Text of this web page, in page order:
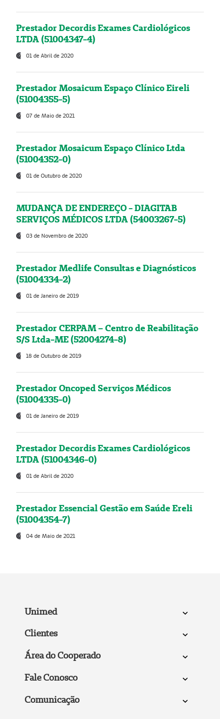
Prestador Decordis Exames Cardiológicos
LTDA (51004347-4)
01 de Abril de 2020
Prestador Mosaicum Espaço Clínico Eireli
(51004355-5)
07 de Maio de 2021
Prestador Mosaicum Espaço Clínico Ltda
(51004352-0)
01 de Outubro de 2020
MUDANÇA DE ENDEREÇO - DIAGITAB
SERVIÇOS MÉDICOS LTDA (54003267-5)
03 de Novembro de 2020
Prestador Medlife Consultas e Diagnósticos
(51004334-2)
01 de Janeiro de 2019
Prestador CERPAM – Centro de Reabilitação
S/S Ltda-ME (52004274-8)
18 de Outubro de 2019
Prestador Oncoped Serviços Médicos
(51004335-0)
01 de Janeiro de 2019
Prestador Decordis Exames Cardiológicos
LTDA (51004346-0)
01 de Abril de 2020
Prestador Essencial Gestão em Saúde Ereli
(51004354-7)
04 de Maio de 2021
Unimed
Clientes
Área do Cooperado
Fale Conosco
Comunicação